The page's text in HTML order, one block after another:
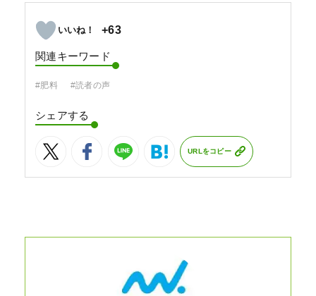
+63
関連キーワード
#肥料 #読者の声
シェアする
URLをコピー